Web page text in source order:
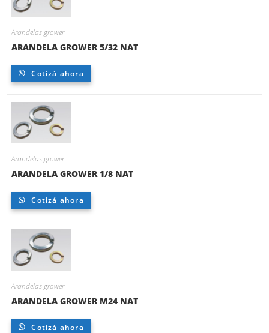
Arandelas grower
ARANDELA GROWER 5/32 NAT
Cotizá ahora
Arandelas grower
ARANDELA GROWER 1/8 NAT
Cotizá ahora
Arandelas grower
ARANDELA GROWER M24 NAT
Cotizá ahora